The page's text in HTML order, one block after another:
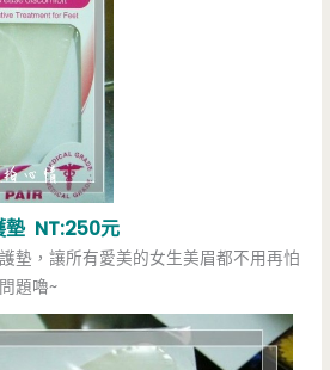
墊 NT:250元
墊，讓所有愛美的女生美眉都不用再怕
題嚕~